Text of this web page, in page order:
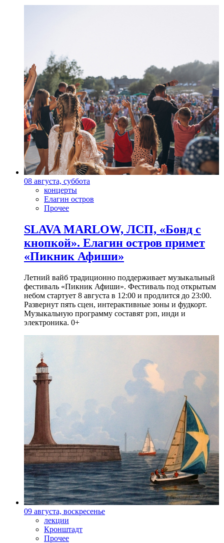
08 августа, суббота
концерты
Елагин остров
Прочее
SLAVA MARLOW, ЛСП, «Бонд с
кнопкой». Елагин остров примет
«Пикник Афиши»
Летний вайб традиционно поддерживает музыкальный
фестиваль «Пикник Афиши». Фестиваль под открытым
небом стартует 8 августа в 12:00 и продлится до 23:00.
Развернут пять сцен, интерактивные зоны и фудкорт.
Музыкальную программу составят рэп, инди и
электроника. 0+
09 августа, воскресенье
лекции
Кронштадт
Прочее